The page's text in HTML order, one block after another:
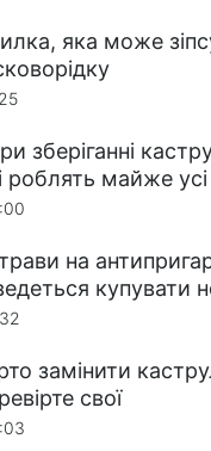
яка може
зберіганні
роблять майже усі
на
купувати
замінити
свої